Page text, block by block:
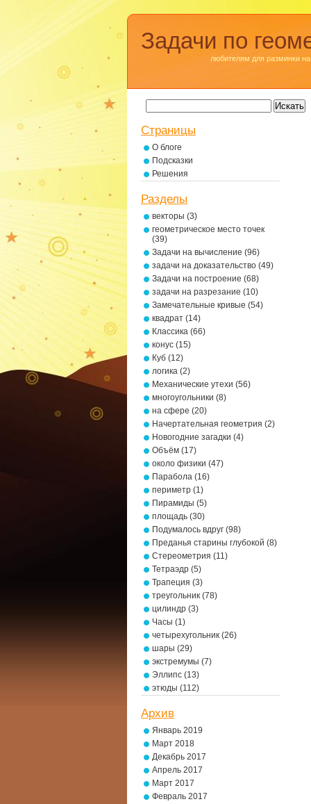
Задачи по
любителям для разминки на
Страницы
О блоге
Подсказки
Решения
Разделы
векторы (3)
геометрическое место точек
(39)
Задачи на вычисление (96)
задачи на доказательство (49)
Задачи на построение (68)
задачи на разрезание (10)
Замечательные кривые (54)
квадрат (14)
Классика (66)
конус (15)
Куб (12)
логика (2)
Механические утехи (56)
многоугольники (8)
на сфере (20)
Начертательная геометрия (2)
Новогодние загадки (4)
Объём (17)
около физики (47)
Парабола (16)
периметр (1)
Пирамиды (5)
площадь (30)
Подумалось вдруг (98)
Преданья старины глубокой (8)
Стереометрия (11)
Тетраэдр (5)
Трапеция (3)
треугольник (78)
цилиндр (3)
Часы (1)
четырехугольник (26)
шары (29)
экстремумы (7)
Эллипс (13)
этюды (112)
Архив
Январь 2019
Март 2018
Декабрь 2017
Апрель 2017
Март 2017
Февраль 2017